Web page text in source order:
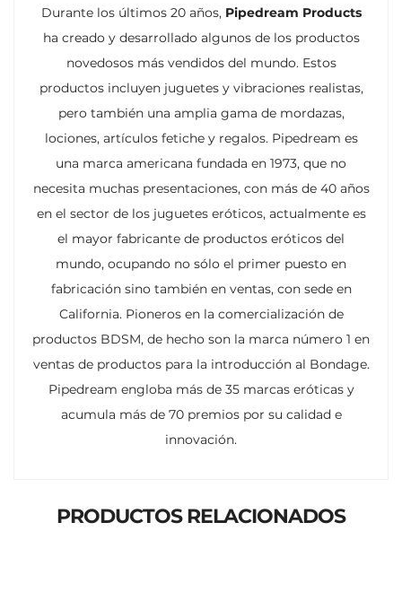
Durante los últimos 20 años, Pipedream Products
ha creado y desarrollado algunos de los productos
novedosos más vendidos del mundo. Estos
productos incluyen juguetes y vibraciones realistas,
pero también una amplia gama de mordazas,
lociones, artículos fetiche y regalos. Pipedream es
una marca americana fundada en 1973, que no
necesita muchas presentaciones, con más de 40 años
en el sector de los juguetes eróticos, actualmente es
el mayor fabricante de productos eróticos del
mundo, ocupando no sólo el primer puesto en
fabricación sino también en ventas, con sede en
California. Pioneros en la comercialización de
productos BDSM, de hecho son la marca número 1 en
ventas de productos para la introducción al Bondage.
Pipedream engloba más de 35 marcas eróticas y
acumula más de 70 premios por su calidad e
innovación.
PRODUCTOS RELACIONADOS